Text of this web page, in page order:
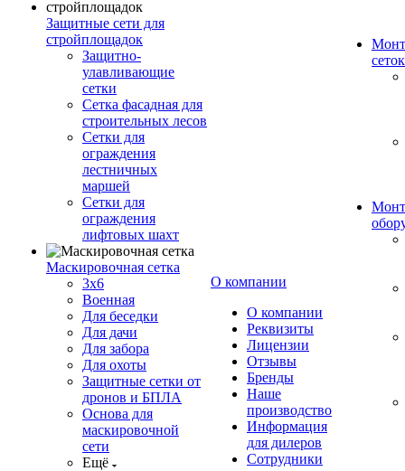
Защитные сети для
стройплощадок
Защитно-
улавливающие
сетки
Сетка фасадная для
строительных лесов
Сетки для
ограждения
лестничных
маршей
Сетки для
ограждения
лифтовых шахт
Маскировочная сетка
3х6
Военная
Для беседки
Для дачи
Для забора
Для охоты
Защитные сетки от
дронов и БПЛА
Основа для
маскировочной
сети
Ещё
О компании
О компании
Реквизиты
Лицензии
Отзывы
Бренды
Наше
производство
Информация
для дилеров
Сотрудники
сеток